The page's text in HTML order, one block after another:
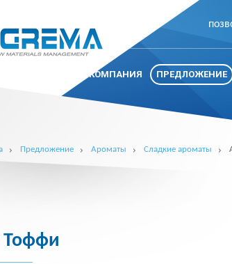
КОМПАНИЯ ПРЕДЛОЖЕНИЕ
Предложение Ароматы Сладкие ароматы
Тоффи